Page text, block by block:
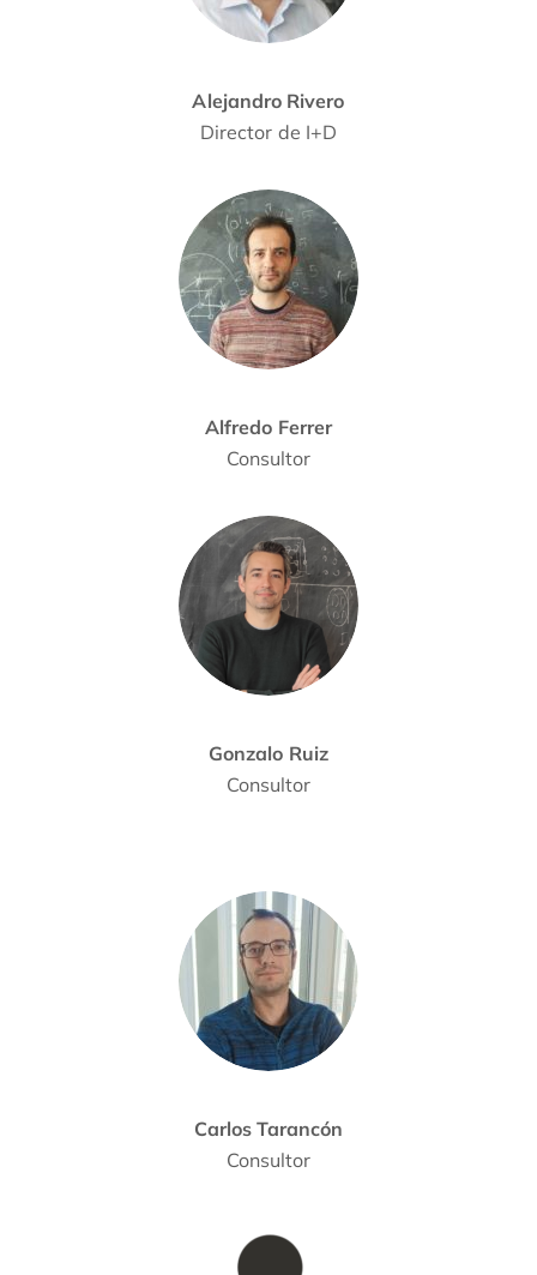
Alejandro Rivero
Director de I+D
Alfredo Ferrer
Consultor
Gonzalo Ruiz
Consultor
Carlos Tarancón
Consultor